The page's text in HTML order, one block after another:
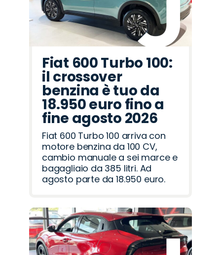
Fiat 600 Turbo 100:
il crossover
benzina è tuo da
18.950 euro fino a
fine agosto 2026
Fiat 600 Turbo 100 arriva con
motore benzina da 100 CV,
cambio manuale a sei marce e
bagagliaio da 385 litri. Ad
agosto parte da 18.950 euro.